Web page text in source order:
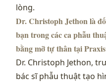
lòng.
Dr. Christoph Jethon là
bạn trong các ca phẫu
bằng mỡ tự thân tại
Dr. Christoph Jethon,
bác sĩ phẫu thuật tạo